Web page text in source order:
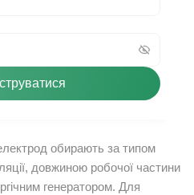
обирають за типом
довжиною робочої частини
генератором. Для